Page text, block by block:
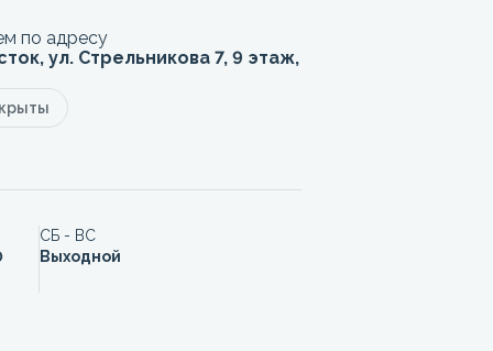
по адресу
ул. Стрельникова 7, 9 этаж,
СБ - ВС
Выходной